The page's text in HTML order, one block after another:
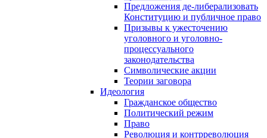
Предложения де-либерализовать
Конституцию и публичное право
Призывы к ужесточению
уголовного и уголовно-
процессуального
законодательства
Символические акции
Теории заговора
Идеология
Гражданское общество
Политический режим
Право
Революция и контрреволюция